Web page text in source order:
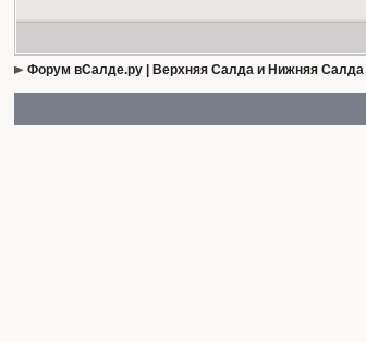
Форум вСалде.ру | Верхняя Салда и Нижняя Салда